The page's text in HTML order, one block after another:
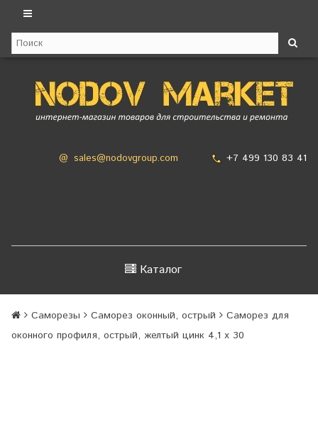
@ sales@nodovgroup.com +7 499 130 83 41
Каталог
Саморезы Саморез оконный, острый
Саморез для
оконного профиля, острый, желтый цинк 4,1 х 30